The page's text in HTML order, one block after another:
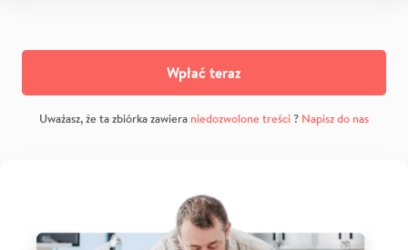
Wpłać teraz
Uważasz, że ta zbiórka zawiera niedozwolone treści? Napisz do nas